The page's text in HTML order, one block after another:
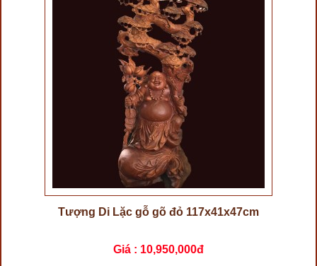
Tượng Di Lặc gỗ gõ đỏ 117x41x47cm
Giá : 10,950,000đ